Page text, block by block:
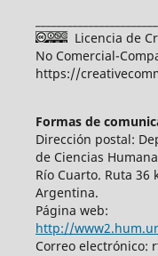
Licencia de
No Comercial-
https://
Formas de
Dirección postal:
de Ciencias
Río Cuarto. Ruta 36
Argentina.
Página web:
http://
Correo electrónico: